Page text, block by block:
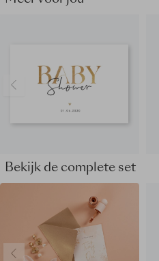
Bekijk de complete set